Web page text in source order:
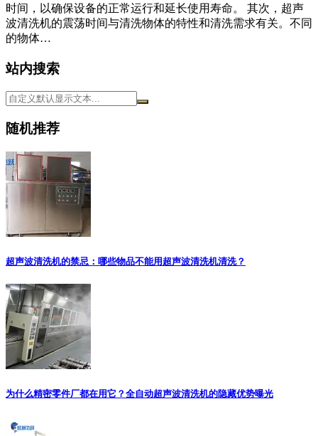
时间，以确保设备的正常运行和延长使用寿命。 其次，超声
波清洗机的震荡时间与清洗物体的特性和清洗需求有关。不同
的物体…
站内搜索
随机推荐
超声波清洗机的禁忌：哪些物品不能用超声波清洗机清洗？
为什么精密零件厂都在用它？全自动超声波清洗机的隐藏优势曝光